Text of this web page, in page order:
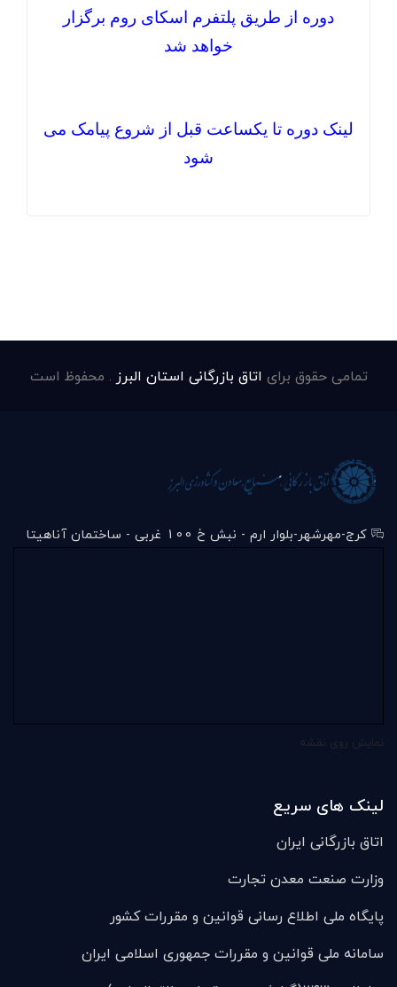
دوره از طریق پلتفرم اسکای روم برگزار
خواهد شد
لینک دوره تا یکساعت قبل از شروع پیامک می
شود
تمامی حقوق برای اتاق بازرگانی استان البرز . محفوظ است
کرج-مهرشهر-بلوار ارم - نبش خ 100 غربی - ساختمان آناهیتا
لینک های سریع
اتاق بازرگانی ایران
وزارت صنعت معدن تجارت
پایگاه ملی اطلاع رسانی قوانین و مقررات کشور
سامانه ملی قوانين و مقررات جمهوری اسلامی ایران